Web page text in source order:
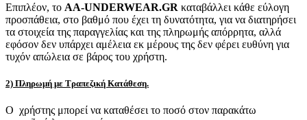
Επιπλέον, το AA-UNDERWEAR.GR καταβάλλει κάθε εύλογη
προσπάθεια, στο βαθμό που έχει τη δυνατότητα, για να διατηρήσει
τα στοιχεία της παραγγελίας και της πληρωμής απόρρητα, αλλά
εφόσον δεν υπάρχει αμέλεια εκ μέρους της δεν φέρει ευθύνη για
τυχόν απώλεια σε βάρος του χρήστη.
2) Πληρωμή με Τραπεζική Κατάθεση.
Ο χρήστης μπορεί να καταθέσει το ποσό στον παρακάτω